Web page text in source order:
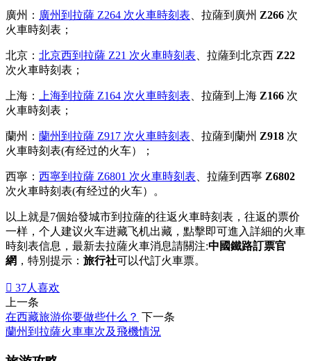
廣州： 廣州到拉薩 Z264 次火車時刻表 、拉薩到廣州 Z266 次
火車時刻表；
北京： 北京西到拉薩 Z21 次火車時刻表 、拉薩到北京西 Z22
次火車時刻表；
上海： 上海到拉薩 Z164 次火車時刻表 、拉薩到上海 Z166 次
火車時刻表；
蘭州： 蘭州到拉薩 Z917 次火車時刻表 、拉薩到蘭州 Z918 次
火車時刻表(有经过的火车）；
西寧： 西寧到拉薩 Z6801 次火車時刻表 、拉薩到西寧 Z6802
次火車時刻表(有经过的火车）。
以上就是7個始發城市到拉薩的往返火車時刻表，往返的票价
一样，个人建议火车进藏飞机出藏，點擊即可進入詳細的火車
時刻表信息，最新去拉薩火車消息請關注:中國鐵路訂票官
網 ，特別提示： 旅行社可以代訂火車票。
 37人喜欢
上一条
在西藏旅游你要做些什么？ 下一条
蘭州到拉薩火車車次及飛機情況